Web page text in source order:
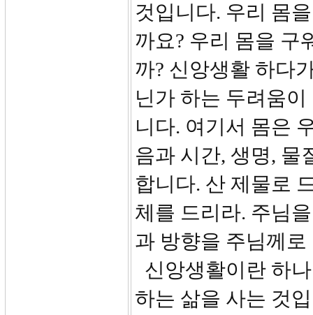
것입니다. 우리 몸
까요? 우리 몸을 구
까? 신앙생활 하다
닌가 하는 두려움
니다. 여기서 몸은
음과 시간, 생명, 물
합니다. 산 제물로
체를 드리라. 주님
과 방향을 주님께
신앙생활이란 하
하는 삶을 사는 것